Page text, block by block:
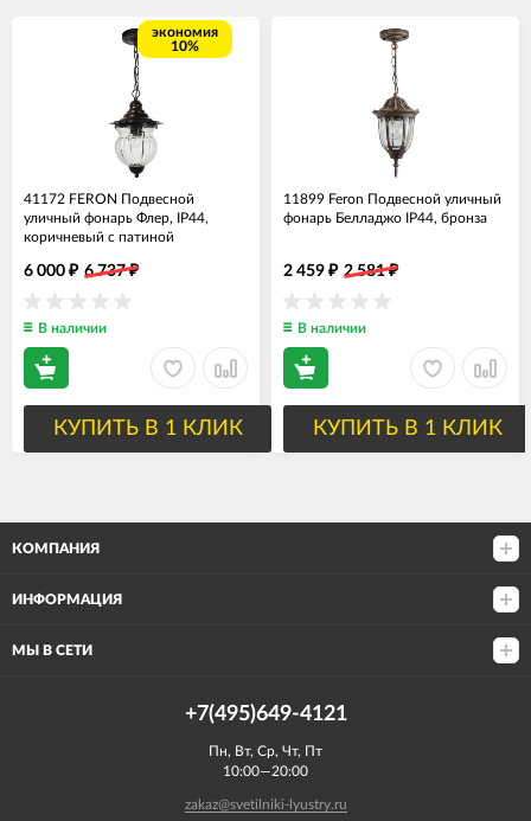
экономия
10%
41172 FERON Подвесной
уличный фонарь Флер, IP44,
коричневый с патиной
6 000 ₽ 6 737₽
В наличии
КУПИТЬ В 1 КЛИК
11899 Feron Подвесной уличный
фонарь Белладжо IP44, бронза
2 459 ₽ 2 581₽
В наличии
КУПИТЬ В 1 КЛИК
КОМПАНИЯ
ИНФОРМАЦИЯ
МЫ В СЕТИ
+7(495)649-4121
Пн, Вт, Ср, Чт, Пт
10:00—20:00
zakaz@svetilniki-lyustry.ru